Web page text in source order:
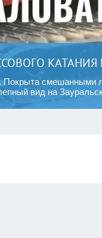
КАТАНИЯ
Покрыта
вид на